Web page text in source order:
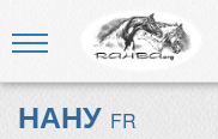
НАНУ FR